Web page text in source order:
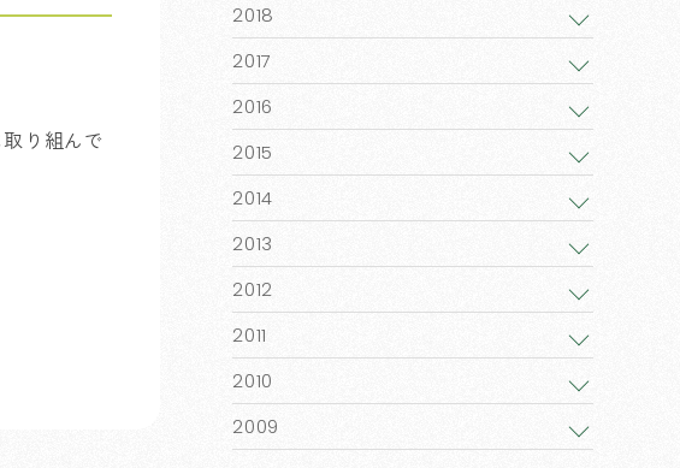
り組んで
2018
2017
2016
2015
2014
2013
2012
2011
2010
2009